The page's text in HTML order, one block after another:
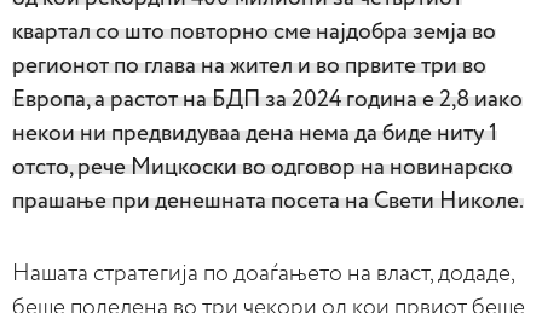
квартал со што повторно сме најдобра земја во
регионот по глава на жител и во првите три во
Европа, а растот на БДП за 2024 година е 2,8 иако
некои ни предвидуваа дена нема да биде ниту 1
отсто, рече Мицкоски во одговор на новинарско
прашање при денешната посета на Свети Николе.
Нашата стратегија по доаѓањето на власт, додаде,
беше поделена во три чекори од кои првиот беше